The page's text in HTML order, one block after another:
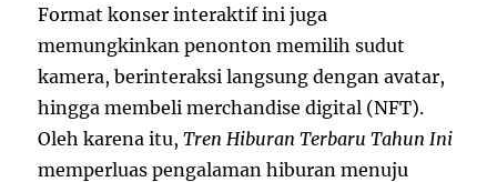
Format konser interaktif ini juga
memungkinkan penonton memilih sudut
kamera, berinteraksi langsung dengan avatar,
hingga membeli merchandise digital (NFT).
Oleh karena itu,Tren Hiburan Terbaru Tahun Ini
memperluas pengalaman hiburan menuju